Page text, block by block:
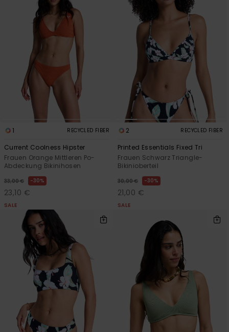
1 RECYCLED FIBER
Current Coolness Hipster
Frauen Orange Mittleren Po-
Abdeckung Bikinihosen
33,00 € 30%
23,10 €
SALE
2 RECYCLED FIBER
Printed Essentials Fixed Tri
Frauen Schwarz Triangle-
Bikinioberteil
30,00 € 30%
21,00 €
SALE